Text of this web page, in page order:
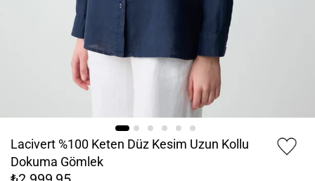
Lacivert %100 Keten Düz Kesim Uzun Kollu
Dokuma Gömlek